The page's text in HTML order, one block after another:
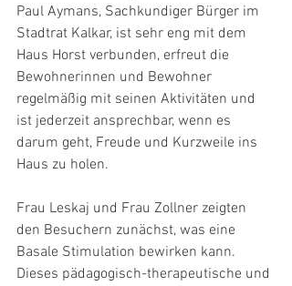
Paul Aymans, Sachkundiger Bürger im
Stadtrat Kalkar, ist sehr eng mit dem
Haus Horst verbunden, erfreut die
Bewohnerinnen und Bewohner
regelmäßig mit seinen Aktivitäten und
ist jederzeit ansprechbar, wenn es
darum geht, Freude und Kurzweile ins
Haus zu holen.
Frau Leskaj und Frau Zollner zeigten
den Besuchern zunächst, was eine
Basale Stimulation bewirken kann.
Dieses pädagogisch-therapeutische und